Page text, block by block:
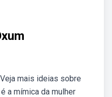
mais ideias sobre
a mímica da mulher